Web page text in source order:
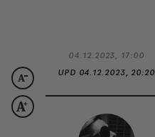
04.12.2023, 17:00
UPD 04.12.2023, 20:20